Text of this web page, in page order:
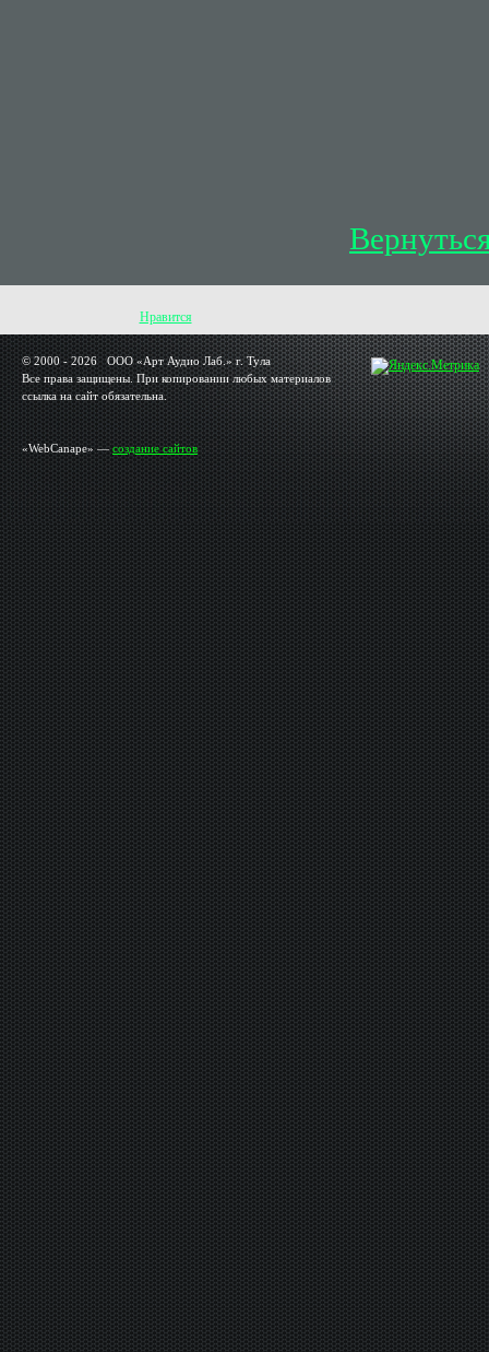
Нравится
© 2000 - 2026 OOO «Арт Аудио Лаб.» г. Тула
Все права защищены. При копировании любых материалов
ссылка на сайт обязательна.
«WebCanape» —создание сайтов